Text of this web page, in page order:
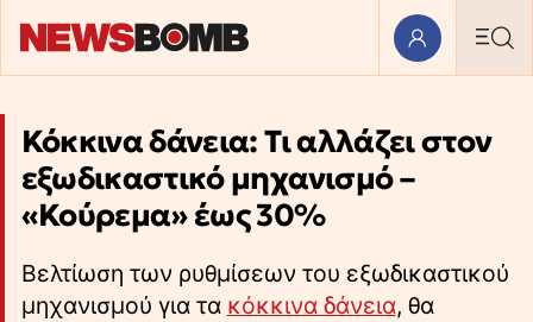
Κόκκινα δάνεια: Τι αλλάζει στον
εξωδικαστικό μηχανισμό –
«Κούρεμα» έως 30%
Βελτίωση των ρυθμίσεων του εξωδικαστικού
μηχανισμού για τα κόκκινα δάνεια, θα